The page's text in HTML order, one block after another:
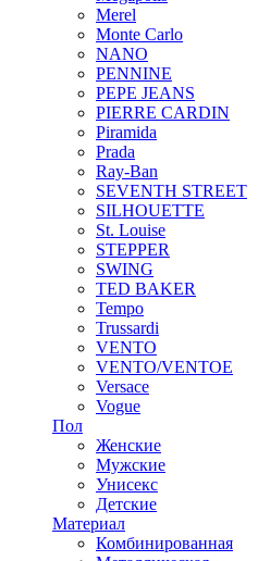
Merel
Monte Carlo
NANO
PENNINE
PEPE JEANS
PIERRE CARDIN
Piramida
Prada
Ray-Ban
SEVENTH STREET
SILHOUETTE
St. Louise
STEPPER
SWING
TED BAKER
Tempo
Trussardi
VENTO
VENTO/VENTOE
Versace
Vogue
Пол
Женские
Мужские
Унисекс
Детские
Материал
Комбинированная